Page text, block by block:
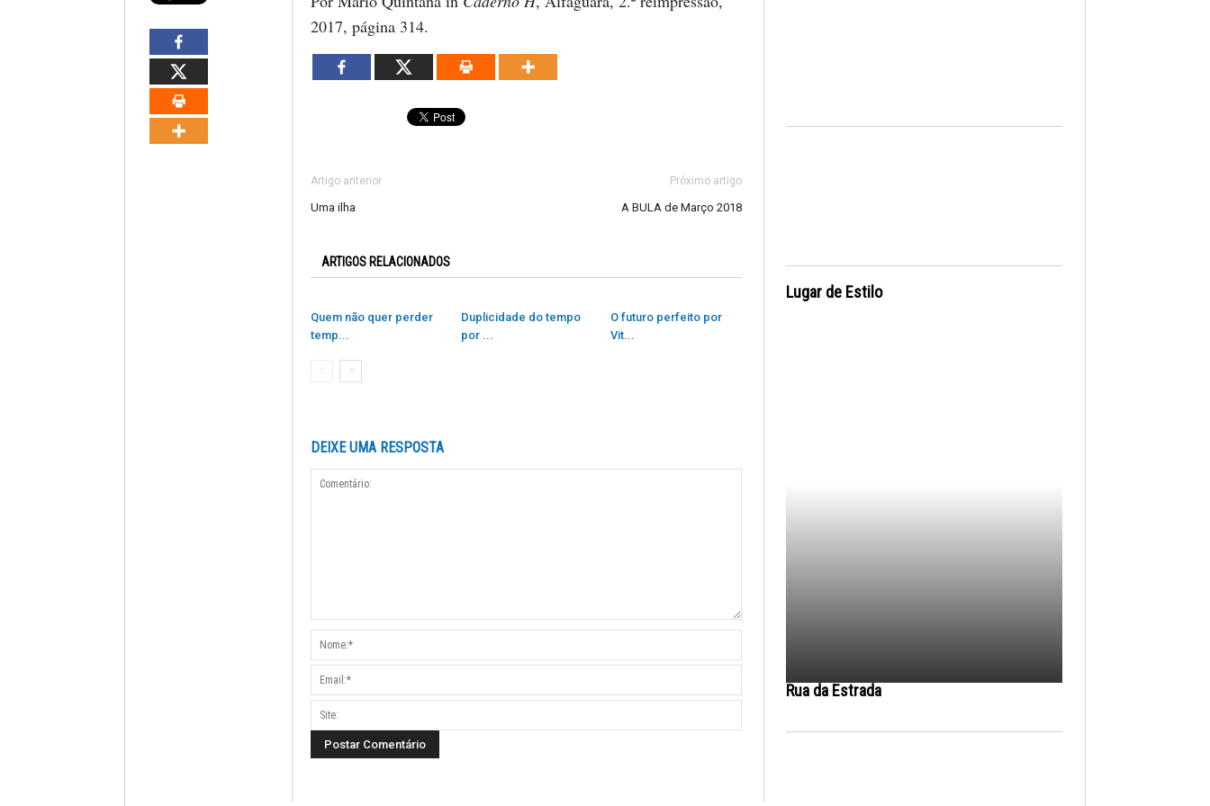
2017, página 314.
Artigo anterior
Uma ilha
Próximo artigo
A BULA de Março 2018
ARTIGOS RELACIONADOS
Quem não quer perder
temp...
Duplicidade do tempo
por ...
O futuro perfeito por
Vit...
DEIXE UMA RESPOSTA
Lugar de Estilo
Rua da Estrada